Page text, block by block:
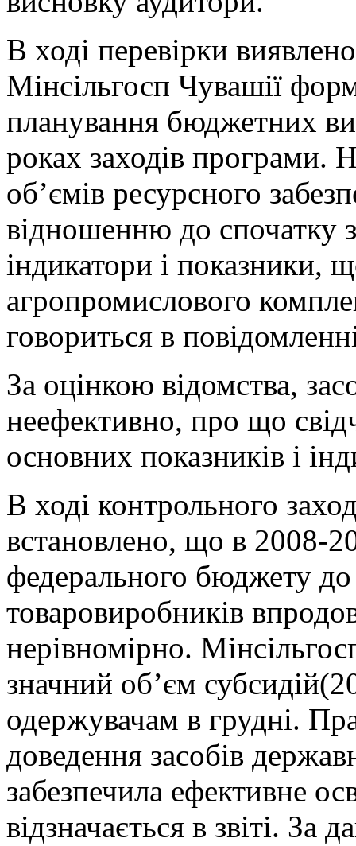
В ході перевірки
Мінсільгосп Чувашії
планування бюджетних
роках заходів програми.
об’ємів ресурсного
відношенню до спочатку
індикатори і показники,
агропромислового
говориться в
За оцінкою відомства,
неефективно, про що
основних показників і
В ході контрольного
встановлено, що в 2008-
федерального бюджету до
товаровиробників
нерівномірно.
значний об’єм
одержувачам в грудні.
доведення засобів
забезпечила ефективне
відзначається в звіті. За